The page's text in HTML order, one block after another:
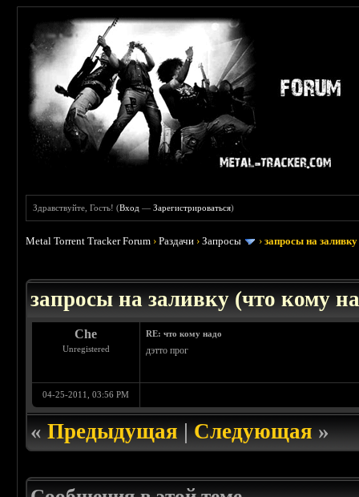
Здравствуйте, Гость! (Вход —Зарегистрироваться)
Metal Torrent Tracker Forum ›Раздачи ›Запросы ›запросы на
запросы на заливку (что кому
Che
Unregistered
RE: что кому надо
дэтто прог
04-25-2011, 03:56 PM
«Предыдущая|Следующая»